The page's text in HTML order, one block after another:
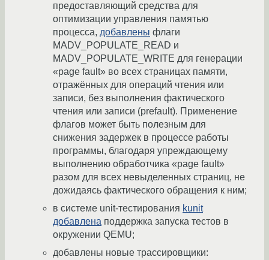
предоставляющий средства для
оптимизации управления памятью
процесса, добавлены флаги
MADV_POPULATE_READ и
MADV_POPULATE_WRITE для генерации
«page fault» во всех страницах памяти,
отражённых для операций чтения или
записи, без выполнения фактического
чтения или записи (prefault). Применение
флагов может быть полезным для
снижения задержек в процессе работы
программы, благодаря упреждающему
выполнению обработчика «page fault»
разом для всех невыделенных страниц, не
дожидаясь фактического обращения к ним;
в системе unit-тестирования kunit
добавлена поддержка запуска тестов в
окружении QEMU;
добавлены новые трассировщики: